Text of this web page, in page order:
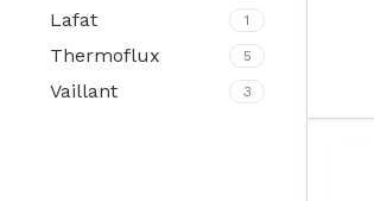
Lafat 1
Thermoflux 5
Vaillant 3